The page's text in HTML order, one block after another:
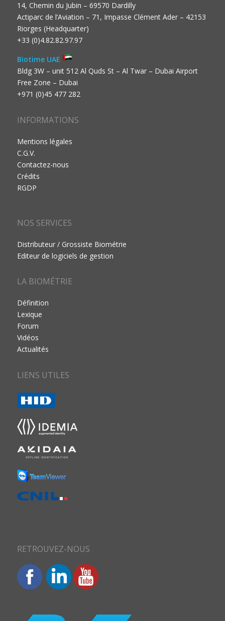
14, Chemin du Jubin – 69570 Dardilly
Actiparc de l’Aviation – 71, Impasse Clément Ader – 42153
Riorges (Headquarter)
+33 (0)4.82.82.97.97
Biotime UAE
Bldg 3W – unit 512 Al Quds St – Al Twar – Dubai Airport
Free Zone – Dubai
+971 (0)45 477 282
INFORMATIONS
Mentions légales
C.G.V.
Contactez-nous
Crédits
RGDP
NOS SERVICES
Distributeur / Grossiste Biométrie
Editeur de logiciels de gestion
LA BIOMÉTRIE
Définition
Lexique
Forum
Vidéos
Actualités
LIENS UTILES
RETROUVEZ-NOUS